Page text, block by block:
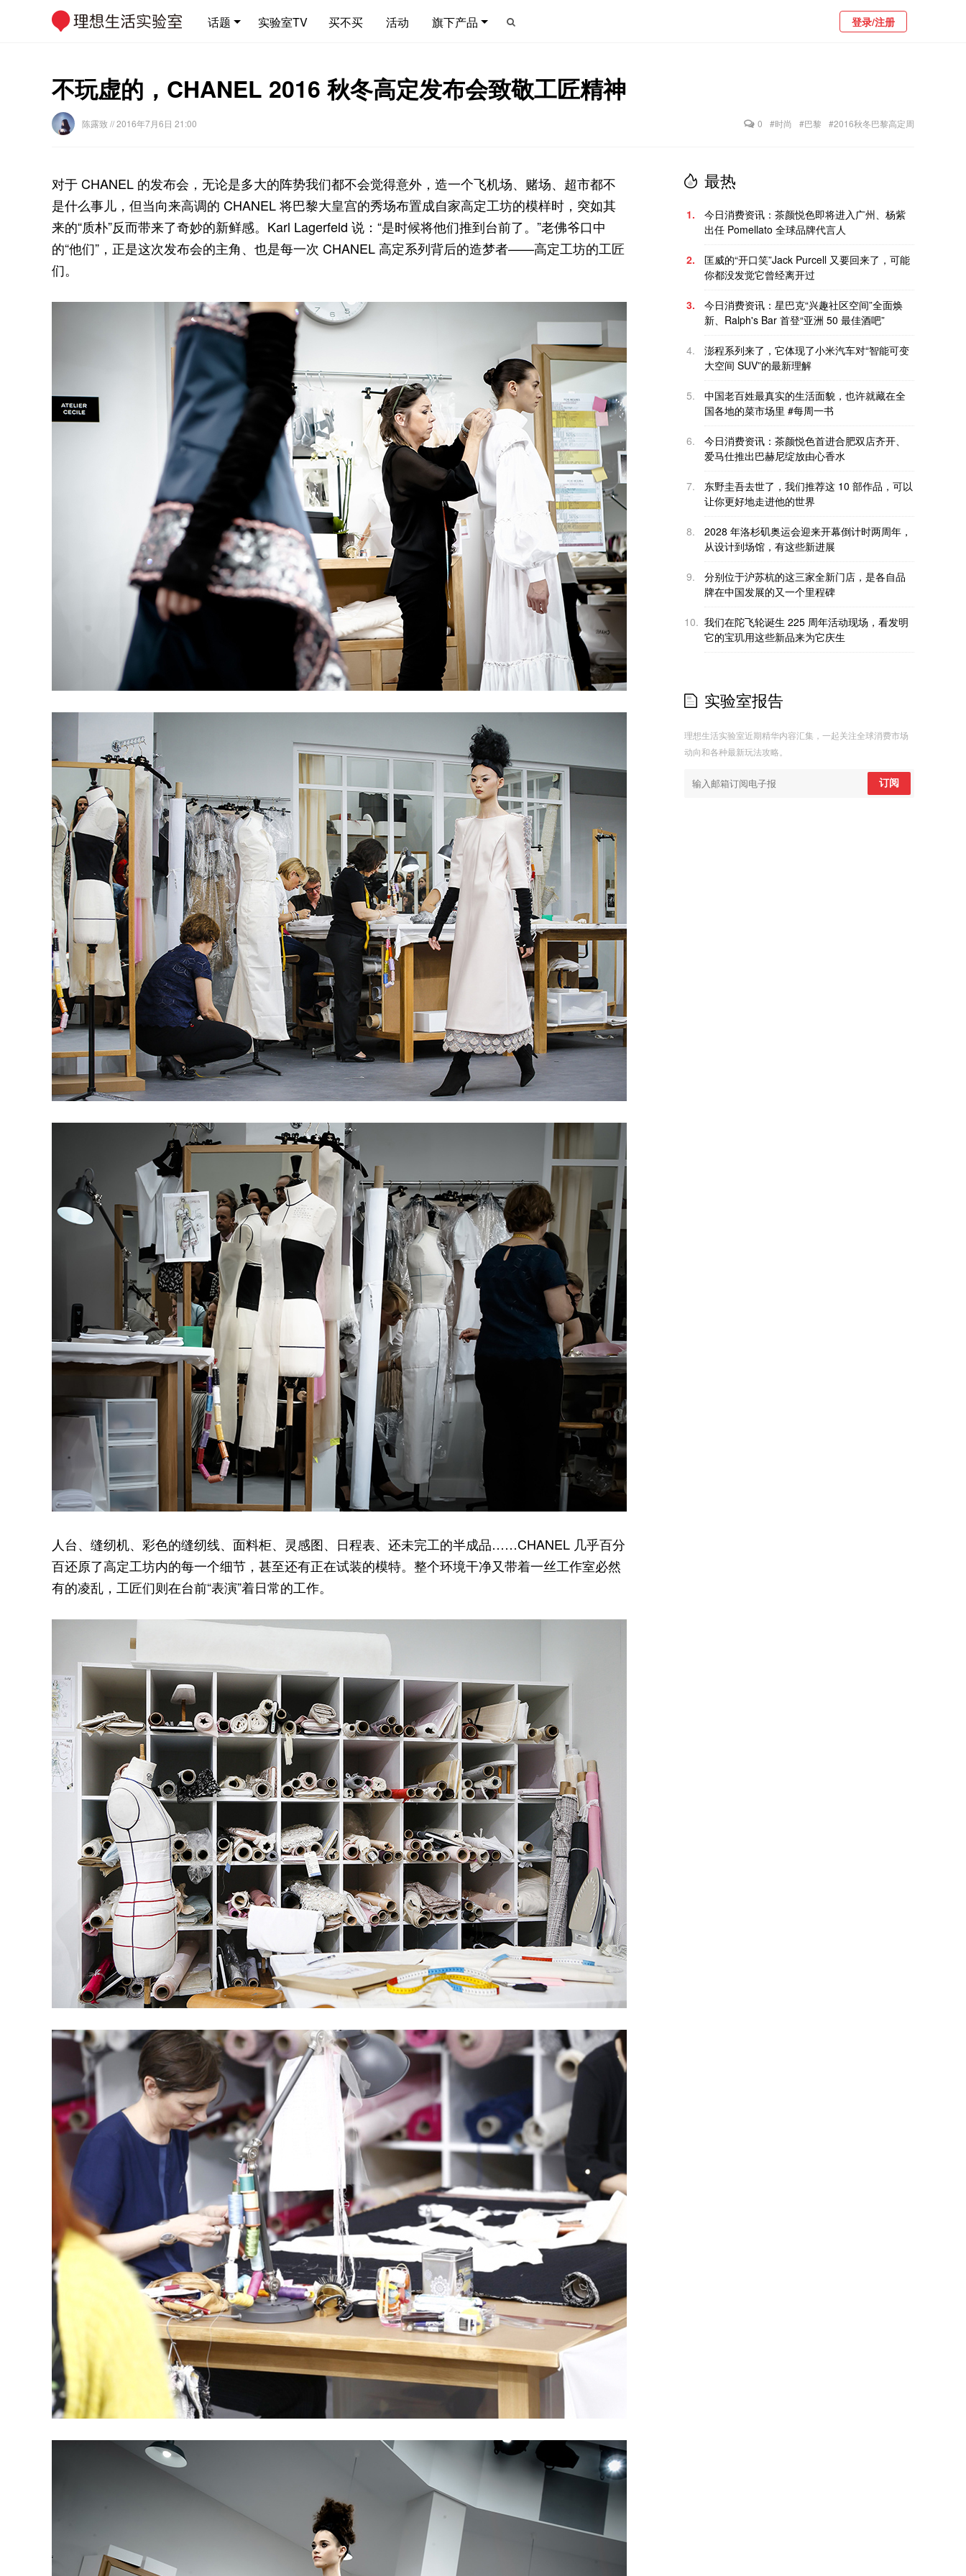
话题 实验室TV 买不买 活动 旗下产品 登录/注册
不玩虚的，CHANEL 2016 秋冬高定发布会致敬工匠精神
陈露致// 2016年7月6日 21:00 0 #时尚 #巴黎 #2016秋冬巴黎高定周
对于 CHANEL 的发布会，无论是多大的阵势我们都不会觉得意外，造一个飞机场、赌场、超市都不
是什么事儿，但当向来高调的 CHANEL 将巴黎大皇宫的秀场布置成自家高定工坊的模样时，突如其
来的“质朴”反而带来了奇妙的新鲜感。Karl Lagerfeld 说：“是时候将他们推到台前了。”老佛爷口中
的“他们”，正是这次发布会的主角、也是每一次 CHANEL 高定系列背后的造梦者——高定工坊的工匠
们。
人台、缝纫机、彩色的缝纫线、面料柜、灵感图、日程表、还未完工的半成品……CHANEL 几乎百分
百还原了高定工坊内的每一个细节，甚至还有正在试装的模特。整个环境干净又带着一丝工作室必然
有的凌乱，工匠们则在台前“表演”着日常的工作。
最热
1.
今日消费资讯：茶颜悦色即将进入广州、杨紫
出任 Pomellato 全球品牌代言人
2.
匡威的“开口笑”Jack Purcell 又要回来了，可能
你都没发觉它曾经离开过
3.
今日消费资讯：星巴克“兴趣社区空间”全面焕
新、Ralph's Bar 首登“亚洲 50 最佳酒吧”
4.
澎程系列来了，它体现了小米汽车对“智能可变
大空间 SUV”的最新理解
5.
中国老百姓最真实的生活面貌，也许就藏在全
国各地的菜市场里 #每周一书
6.
今日消费资讯：茶颜悦色首进合肥双店齐开、
爱马仕推出巴赫尼绽放由心香水
7.
东野圭吾去世了，我们推荐这 10 部作品，可以
让你更好地走进他的世界
8.
2028 年洛杉矶奥运会迎来开幕倒计时两周年，
从设计到场馆，有这些新进展
9.
分别位于沪苏杭的这三家全新门店，是各自品
牌在中国发展的又一个里程碑
10. 我们在陀飞轮诞生 225 周年活动现场，看发明
它的宝玑用这些新品来为它庆生
实验室报告
理想生活实验室近期精华内容汇集，一起关注全球消费市场
动向和各种最新玩法攻略。